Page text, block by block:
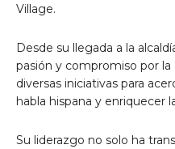
Village.
Desde su llegada a la
pasión y compromiso por
diversas iniciativas para
habla hispana y enriquecer
Su liderazgo no solo ha